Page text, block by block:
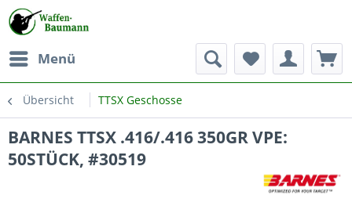
Menü
Übersicht TTSX Geschosse
BARNES TTSX .416/.416 350GR VPE:
50STÜCK, #30519